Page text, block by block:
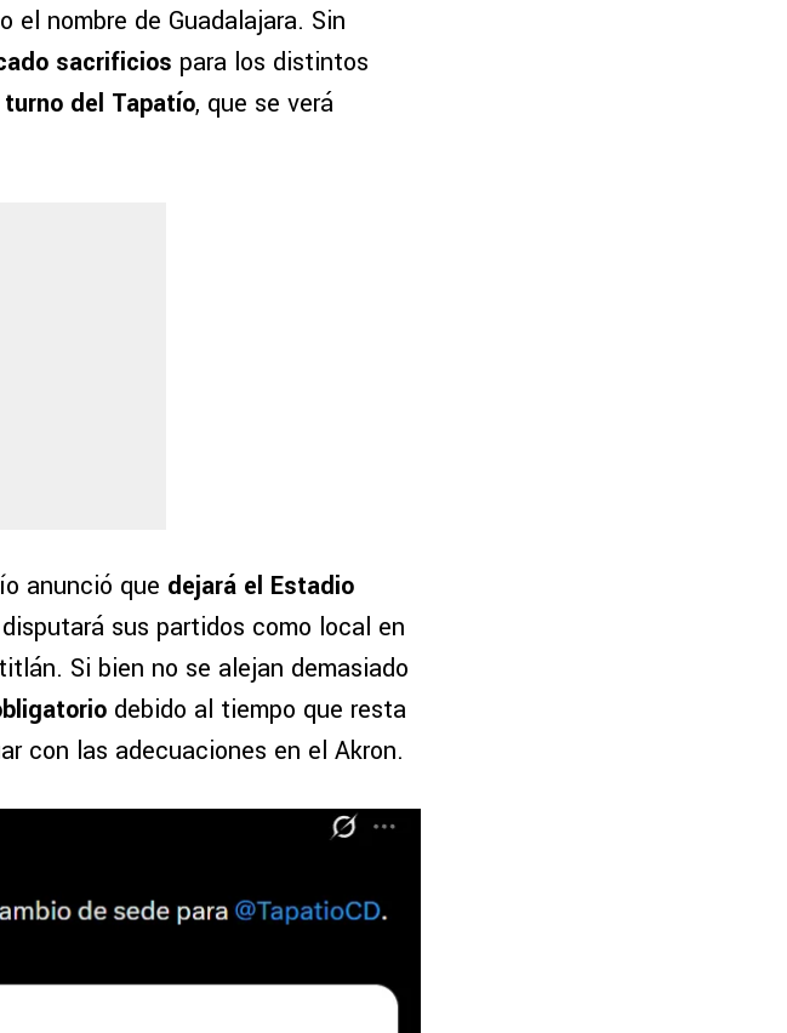
nombre de Guadalajara. Sin
sacrificios para los distintos
del Tapatío, que se verá
anunció que dejará el Estadio
sus partidos como local en
Si bien no se alejan demasiado
debido al tiempo que resta
con las adecuaciones en el Akron.